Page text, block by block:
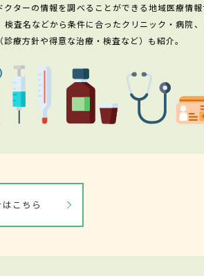
ターの情報を調べることができる地域医療情報
査名などから条件に合ったクリニック・病院、
療方針や得意な治療・検査など）も紹介。
こちら